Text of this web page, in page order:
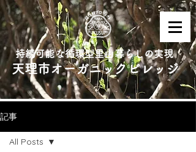
持続可能な循環型里山暮らしの実現
天理市オーガニックビレッジ
記事
All Posts